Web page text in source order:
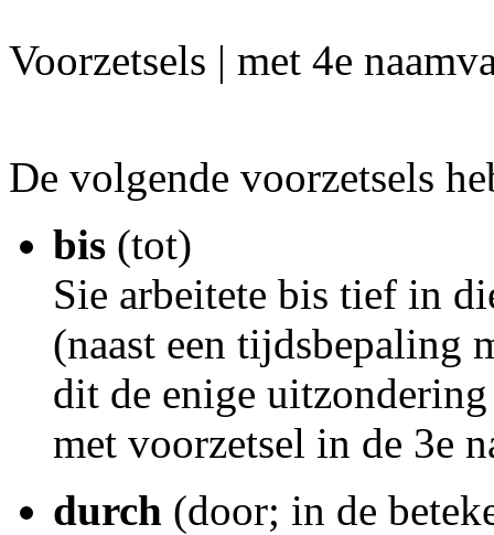
Voorzetsels | met 4e
De volgende voorzetsels
bis (tot)
Sie arbeitete bis tief in
(naast een tijdsbepaling
dit de enige
met voorzetsel in de 3e
durch (door; in de